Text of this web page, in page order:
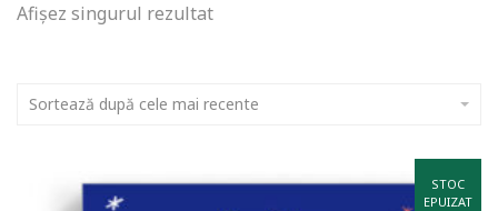
Afișez singurul rezultat
Sortează după cele mai recente
STOC
EPUIZAT